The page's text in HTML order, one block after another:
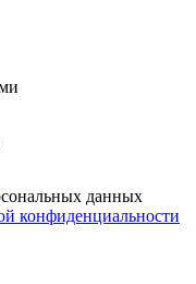
данных
конфиденциальности